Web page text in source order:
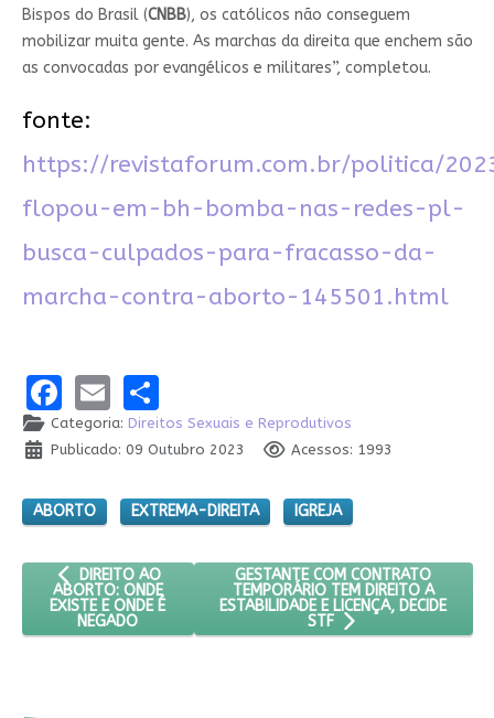
Bispos do Brasil (CNBB), os católicos não conseguem
mobilizar muita gente. As marchas da direita que enchem são
as convocadas por evangélicos e militares”, completou.
fonte:
https://revistaforum.com.br/politica/
flopou-em-bh-bomba-nas-redes-pl-
busca-culpados-para-fracasso-da-
marcha-contra-aborto-145501.html
Facebook
EmailShare
Categoria: Direitos Sexuais e Reprodutivos
Publicado: 09 Outubro 2023
Acessos: 1993
ABORTO EXTREMA-DIREITA IGREJA
ARTIGO ANTERIOR: DIREITO AO ABORTO: ONDE EXISTE E
DIREITO AO
ABORTO: ONDE
EXISTE E ONDE É
NEGADO
PRÓXIMO ARTIGO: GESTANTE COM
GESTANTE COM CONTRATO
TEMPORÁRIO TEM DIREITO A
ESTABILIDADE E LICENÇA, DECIDE
STF